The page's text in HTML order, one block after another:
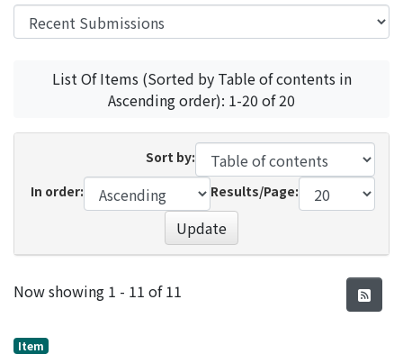
List Of Items (Sorted by Table of contents in
Ascending order): 1-20 of 20
Sort by:
In order:
Results/Page:
Update
Recent Submissions
Now showing 1 - 11 of 11
Item